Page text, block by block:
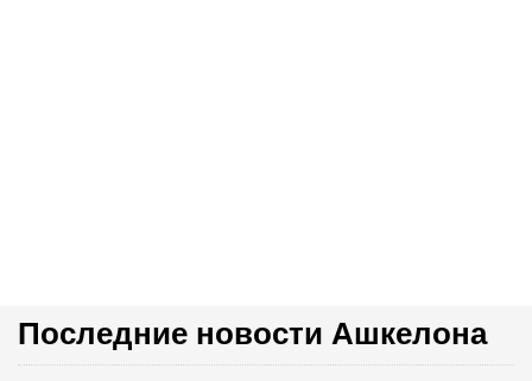
Последние новости Ашкелона